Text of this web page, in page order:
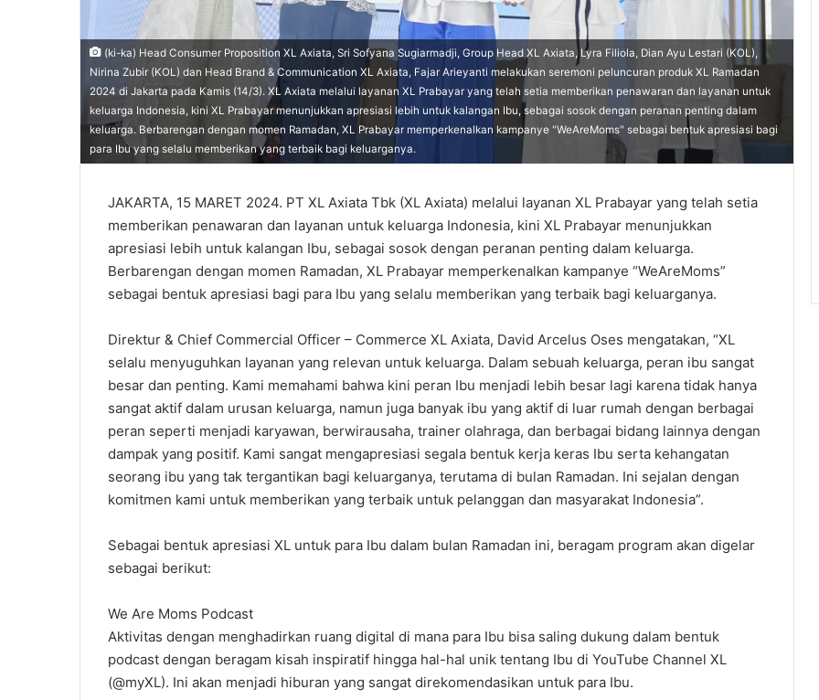
(ki-ka) Head Consumer Proposition XL Axiata, Sri Sofyana Sugiarmadji, Group Head XL Axiata, Lyra Filiola, Dian Ayu Lestari (KOL),
Nirina Zubir (KOL) dan Head Brand & Communication XL Axiata, Fajar Arieyanti melakukan seremoni peluncuran produk XL Ramadan
2024 di Jakarta pada Kamis (14/3). XL Axiata melalui layanan XL Prabayar yang telah setia memberikan penawaran dan layanan untuk
keluarga Indonesia, kini XL Prabayar menunjukkan apresiasi lebih untuk kalangan Ibu, sebagai sosok dengan peranan penting dalam
keluarga. Berbarengan dengan momen Ramadan, XL Prabayar memperkenalkan kampanye "WeAreMoms" sebagai bentuk apresiasi bagi
para Ibu yang selalu memberikan yang terbaik bagi keluarganya.
JAKARTA, 15 MARET 2024. PT XL Axiata Tbk (XL Axiata) melalui layanan XL Prabayar yang telah setia
memberikan penawaran dan layanan untuk keluarga Indonesia, kini XL Prabayar menunjukkan
apresiasi lebih untuk kalangan Ibu, sebagai sosok dengan peranan penting dalam keluarga.
Berbarengan dengan momen Ramadan, XL Prabayar memperkenalkan kampanye “WeAreMoms”
sebagai bentuk apresiasi bagi para Ibu yang selalu memberikan yang terbaik bagi keluarganya.
Direktur & Chief Commercial Officer – Commerce XL Axiata, David Arcelus Oses mengatakan, “XL
selalu menyuguhkan layanan yang relevan untuk keluarga. Dalam sebuah keluarga, peran ibu sangat
besar dan penting. Kami memahami bahwa kini peran Ibu menjadi lebih besar lagi karena tidak hanya
sangat aktif dalam urusan keluarga, namun juga banyak ibu yang aktif di luar rumah dengan berbagai
peran seperti menjadi karyawan, berwirausaha, trainer olahraga, dan berbagai bidang lainnya dengan
dampak yang positif. Kami sangat mengapresiasi segala bentuk kerja keras Ibu serta kehangatan
seorang ibu yang tak tergantikan bagi keluarganya, terutama di bulan Ramadan. Ini sejalan dengan
komitmen kami untuk memberikan yang terbaik untuk pelanggan dan masyarakat Indonesia”.
Sebagai bentuk apresiasi XL untuk para Ibu dalam bulan Ramadan ini, beragam program akan digelar
sebagai berikut:
We Are Moms Podcast
Aktivitas dengan menghadirkan ruang digital di mana para Ibu bisa saling dukung dalam bentuk
podcast dengan beragam kisah inspiratif hingga hal-hal unik tentang Ibu di YouTube Channel XL
(@myXL). Ini akan menjadi hiburan yang sangat direkomendasikan untuk para Ibu.